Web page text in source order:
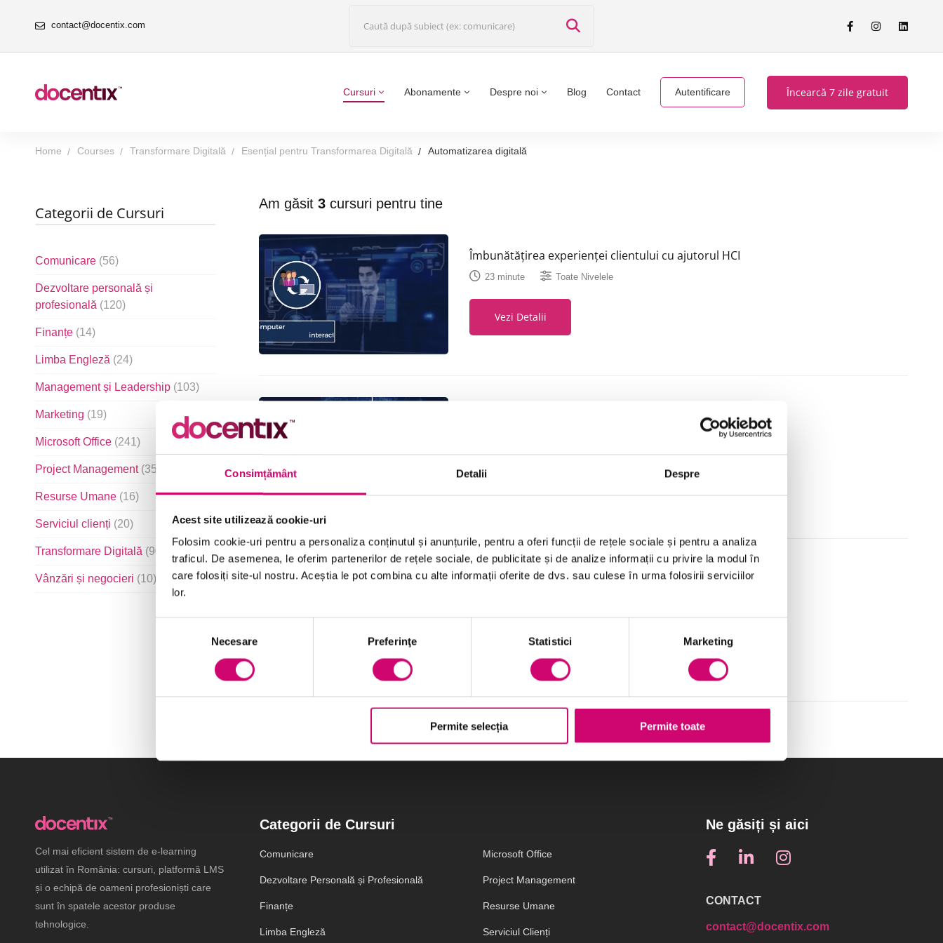
Consimțământ Detalii Despre
Acest site utilizează cookie-uri
Folosim cookie-uri pentru a personaliza conținutul și anunțurile, pentru a oferi funcții de rețele sociale și pentru a analiza
traficul. De asemenea, le oferim partenerilor de rețele sociale, de publicitate și de analize informații cu privire la modul în
care folosiți site-ul nostru. Aceștia le pot combina cu alte informații oferite de dvs. sau culese în urma folosirii serviciilor
lor.
consimțământului
Necesare Preferinţe Statistici Marketing
Permite selecția Permite toate
contact@docentix.com
Cursuri Abonamente Despre noi Blog Contact Autentificare Încearcă 7 zile gratuit
Home Courses Transformare Digitală Esențial pentru Transformarea Digitală Automatizarea digitală
Categorii de Cursuri
Comunicare (56)
Dezvoltare personală și
profesională (120)
Finanțe (14)
Limba Engleză (24)
Management și Leadership (103)
Marketing (19)
Microsoft Office (241)
Project Management (35)
Resurse Umane (16)
Serviciul clienți (20)
Transformare Digitală (90)
Vânzări și negocieri (10)
Am găsit 3cursuri pentru tine
Îmbunătățirea experienței clientului cu ajutorul HCI
23 minute Toate Nivelele
Vezi Detalii
Implementarea strategiei de automatizare a software-ului
Explorarea procesului de automatizare a afacerii
Vezi Detalii
Cel mai eficient sistem de e-learning
utilizat în România: cursuri, platformă LMS
și o echipă de oameni profesioniști care
sunt în spatele acestor produse
tehnologice.
Categorii de Cursuri
Comunicare
Dezvoltare Personală și Profesională
Finanțe
Limba Engleză
Microsoft Office
Project Management
Resurse Umane
Serviciul Clienți
Ne găsiți și aici
CONTACT
contact@docentix.com